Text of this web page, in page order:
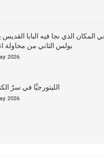
في المكان الذي نجا فيه البابا القديس
بولس الثاني من محاولة
2026
الليتورجيَّا في سرّ
2026